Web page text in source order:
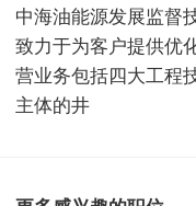
中海油能源发展监督
致力于为客户提供优
营业务包括四大工程
主体的井